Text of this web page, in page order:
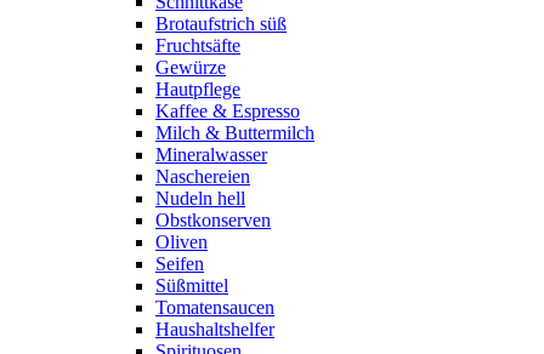
Brotaufstrich süß
Fruchtsäfte
Gewürze
Hautpflege
Kaffee & Espresso
Milch & Buttermilch
Mineralwasser
Naschereien
Nudeln hell
Obstkonserven
Oliven
Seifen
Süßmittel
Tomatensaucen
Haushaltshelfer